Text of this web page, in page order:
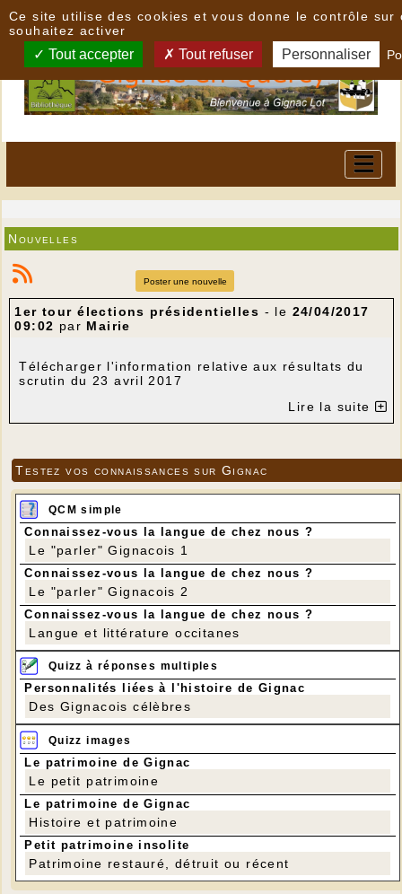
Nouvelles
Poster une nouvelle
1er tour élections présidentielles - le 24/04/2017
09:02 par Mairie
Télécharger l'information relative aux résultats du
scrutin du 23 avril 2017
Lire la suite
Testez vos connaissances sur Gignac
QCM simple
Connaissez-vous la langue de chez nous ?
Le "parler" Gignacois 1
Connaissez-vous la langue de chez nous ?
Le "parler" Gignacois 2
Connaissez-vous la langue de chez nous ?
Langue et littérature occitanes
Quizz à réponses multiples
Personnalités liées à l'histoire de Gignac
Des Gignacois célèbres
Quizz images
Le patrimoine de Gignac
Le petit patrimoine
Le patrimoine de Gignac
Histoire et patrimoine
Petit patrimoine insolite
Patrimoine restauré, détruit ou récent
Ce site utilise des cookies et vous donne le contrôle sur
souhaitez activer
Tout accepter Tout refuser Personnaliser